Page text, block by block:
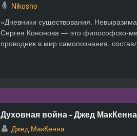
Nikosho
«Дневники существования.
Сергея Кононова — это философско-
проводник в мир самопознания,
Духовная война - Джед МакКенна
Джед МакКенна